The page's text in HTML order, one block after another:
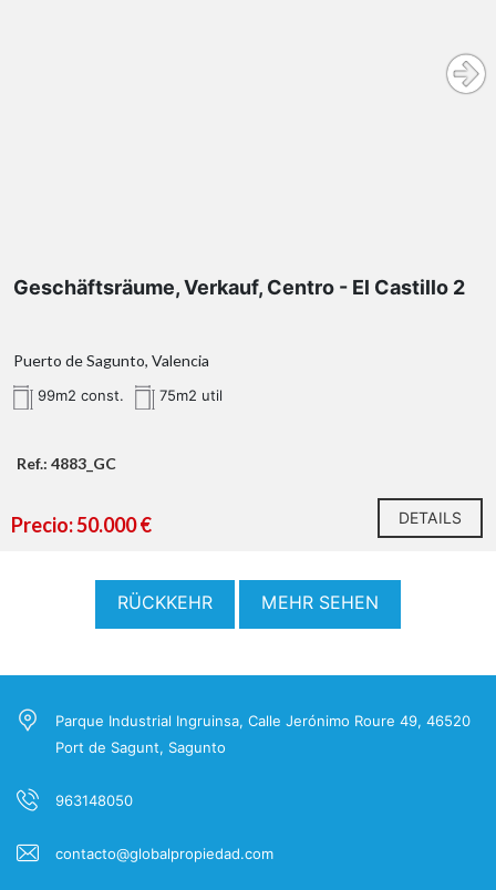
Geschäftsräume, Verkauf, Centro - El Castillo 2
Puerto de Sagunto, Valencia
99m2 const. 75m2 util
Ref.: 4883_GC
Precio: 50.000 € DETAILS
RÜCKKEHR MEHR SEHEN
Parque Industrial Ingruinsa, Calle Jerónimo Roure 49, 46520
Port de Sagunt, Sagunto
963148050
contacto@globalpropiedad.com